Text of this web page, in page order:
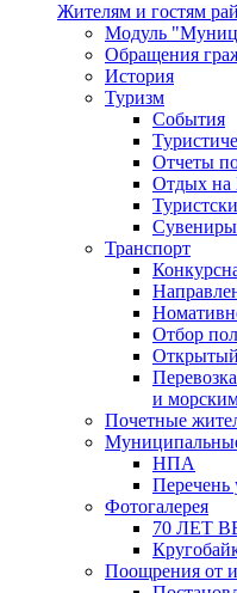
Жителям и гостям
Модуль
Обращения
История
Туризм
События
Отчеты
Отдых на
Транспорт
Отбор
и
Почетные
НПА
Перечень
Фотогалерея
70 ЛЕТ
Поощрения от